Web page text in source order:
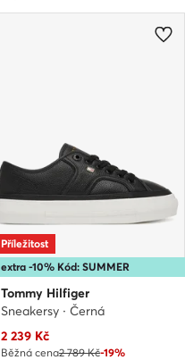
extra -10% Kód: SUMMER
Příležitost
Tommy Hilfiger
Sneakersy · Černá
Aktuální cena
2 239 Kč
Běžná cena2 789 Kč-19%